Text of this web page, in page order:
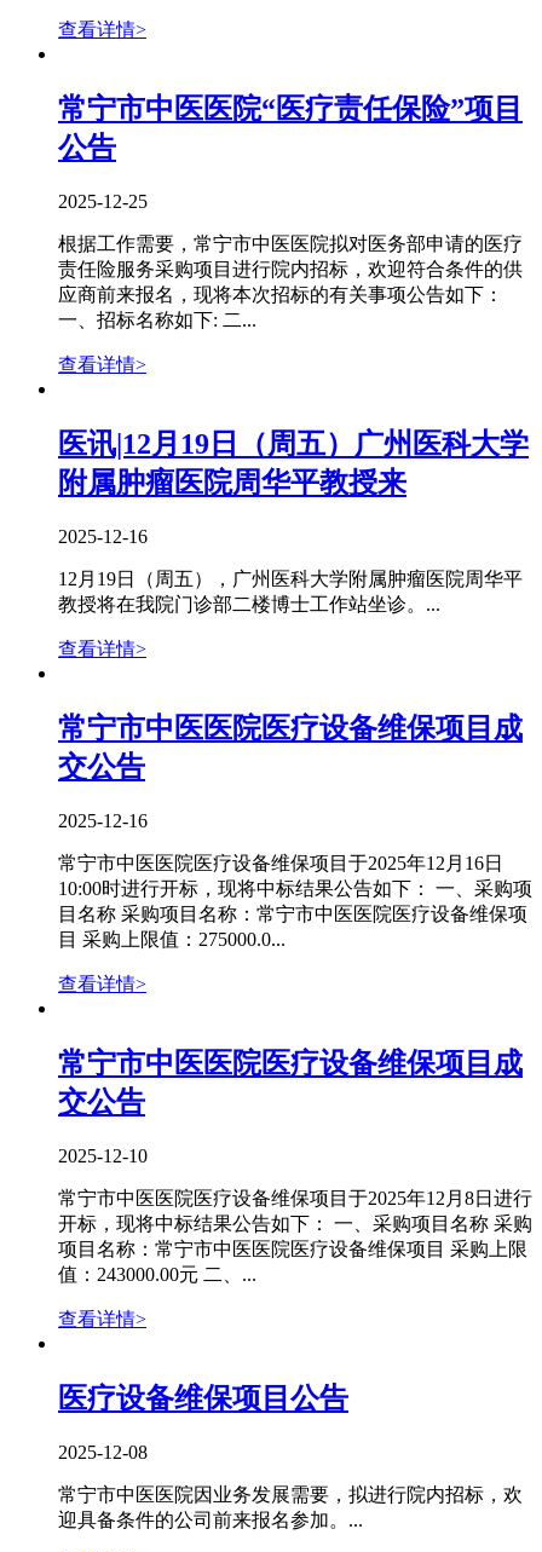
查看详情>
常宁市中医医院“医疗责任保险”项目
公告
2025-12-25
根据工作需要，常宁市中医医院拟对医务部申请的医疗
责任险服务采购项目进行院内招标，欢迎符合条件的供
应商前来报名，现将本次招标的有关事项公告如下：
一、招标名称如下: 二...
查看详情>
医讯|12月19日（周五）广州医科大学
附属肿瘤医院周华平教授来
2025-12-16
12月19日（周五），广州医科大学附属肿瘤医院周华平
教授将在我院门诊部二楼博士工作站坐诊。...
查看详情>
常宁市中医医院医疗设备维保项目成
交公告
2025-12-16
常宁市中医医院医疗设备维保项目于2025年12月16日
10:00时进行开标，现将中标结果公告如下： 一、采购项
目名称 采购项目名称：常宁市中医医院医疗设备维保项
目 采购上限值：275000.0...
查看详情>
常宁市中医医院医疗设备维保项目成
交公告
2025-12-10
常宁市中医医院医疗设备维保项目于2025年12月8日进行
开标，现将中标结果公告如下： 一、采购项目名称 采购
项目名称：常宁市中医医院医疗设备维保项目 采购上限
值：243000.00元 二、...
查看详情>
医疗设备维保项目公告
2025-12-08
常宁市中医医院因业务发展需要，拟进行院内招标，欢
迎具备条件的公司前来报名参加。...